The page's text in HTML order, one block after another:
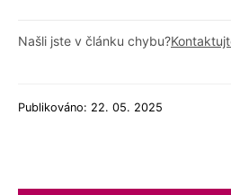
Našli jste v článku chybu?
Publikováno: 22. 05. 2025